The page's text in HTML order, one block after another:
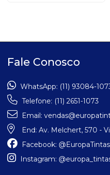
Fale Conosco
WhatsApp: (11) 93084-
Telefone: (11) 2651-1073
Email:
End: Av. Melchert, 570 -
Facebook: @EuropaTintas
Instagram: